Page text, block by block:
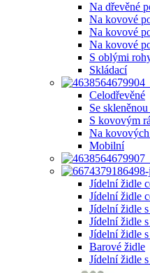
Na dřevěné
Na kovové
Na kovové
Na kovové
S oblými
Skládací
Celodřevěné
Se
S kovovým
Na kovových
Mobilní
Jídelní židle
Jídelní židle
Jídelní židle
Jídelní židle
Jídelní židle
Barové židle
Jídelní židle